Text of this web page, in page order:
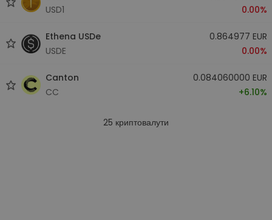
USD1
0.00%
Ethena USDe
USDE
0.864977 EUR
0.00%
Canton
CC
0.084060000 EUR
+6.10%
25 криптовалути